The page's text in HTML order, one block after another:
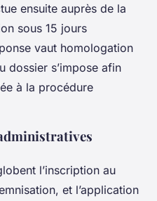
ensuite auprès de la
sous 15 jours
vaut homologation
dossier s’impose afin
à la procédure
l’inscription au
et l’application